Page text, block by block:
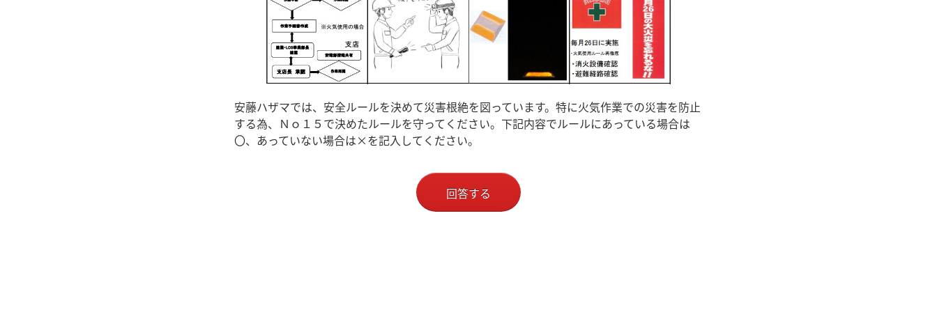
安藤ハザマでは、安全ルールを決めて災害根絶を図っています。特に火気作業での災害を防止
する為、Ｎｏ１５で決めたルールを守ってください。下記内容でルールにあっている場合は
〇、あっていない場合は×を記入してください。
回答する